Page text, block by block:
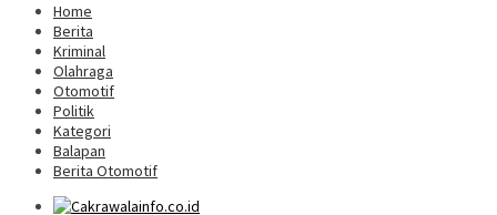
Home
Berita
Kriminal
Olahraga
Otomotif
Politik
Kategori
Balapan
Berita Otomotif